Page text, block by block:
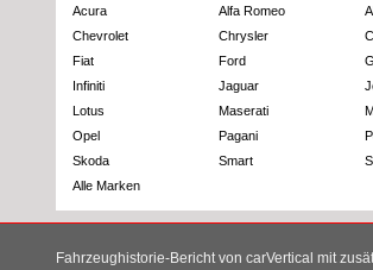
Acura Alfa Romeo
Chevrolet
Chrysler
Fiat
Ford
Infiniti
Jaguar
Lotus
Maserati
Opel
Pagani
Skoda
Smart
Alle Marken
Fahrzeughistorie-Bericht von carVertical mit